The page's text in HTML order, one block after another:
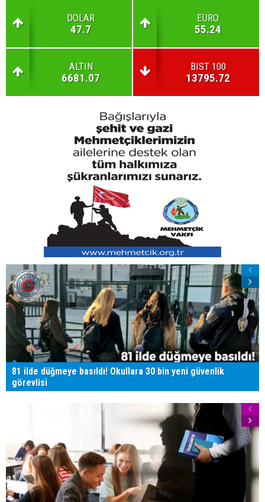
DOLAR
47.7
EURO
55.24
ALTIN
6681.07
BIST 100
13795.72
81 ilde düğmeye basıldı! Okullara 30 bin yeni güvenlik
görevlisi